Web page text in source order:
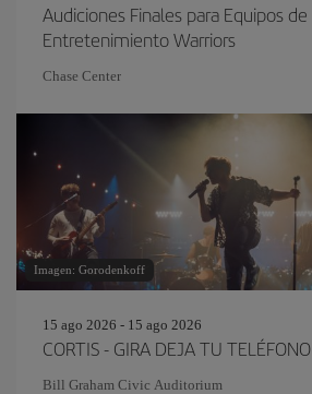
Audiciones Finales para Equipos de
Entretenimiento Warriors
Chase Center
Imagen: Gorodenkoff
15 ago 2026 - 15 ago 2026
CORTIS - GIRA DEJA TU TELÉFONO
Bill Graham Civic Auditorium